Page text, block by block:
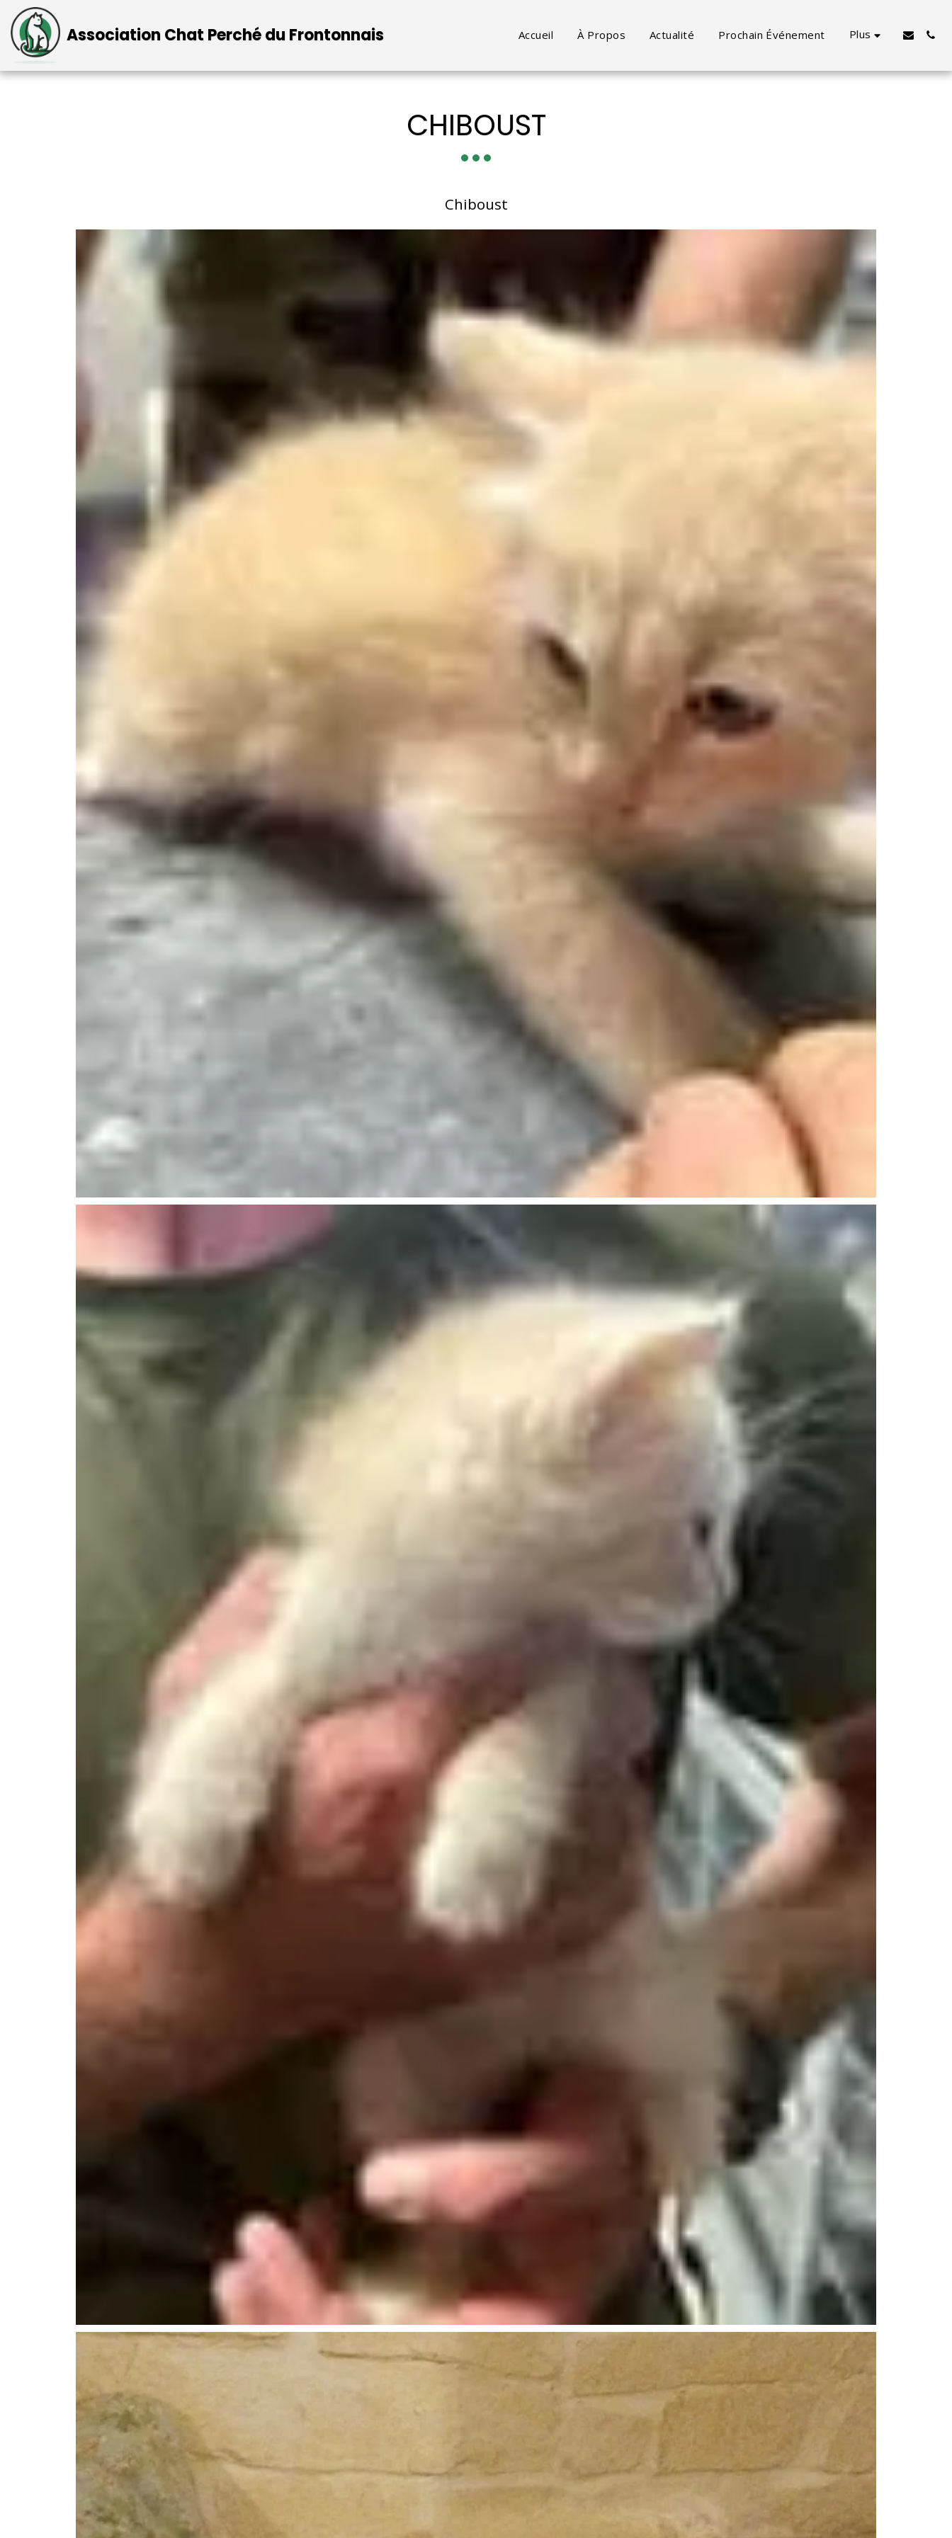
Association Chat Perché du Frontonnais Accueil À Propos Actualité Prochain Événement Plus
CHIBOUST
Chiboust